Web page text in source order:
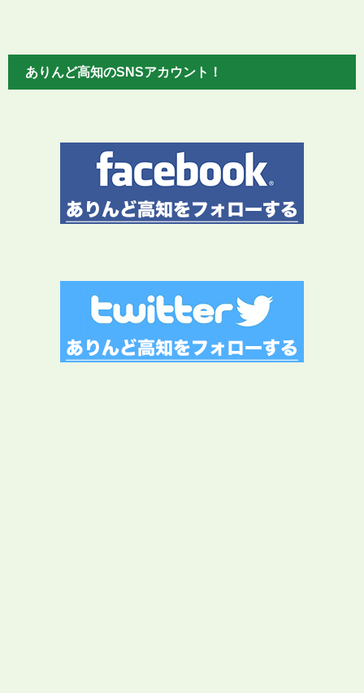
ありんど高知のSNSアカウント！